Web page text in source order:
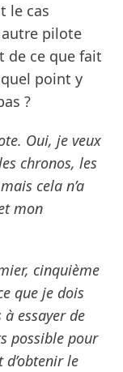
le cas
autre pilote
de ce que fait
point y
?
Oui, je veux
chronos, les
cela n’a
mon
cinquième
que je dois
essayer de
possible pour
le